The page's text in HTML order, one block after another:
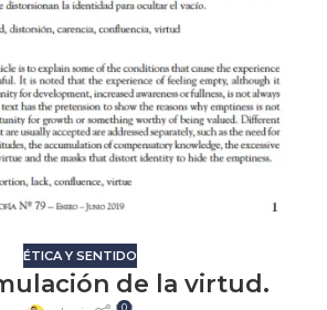
ÉTICA Y SENTIDO
de la virtud.
0